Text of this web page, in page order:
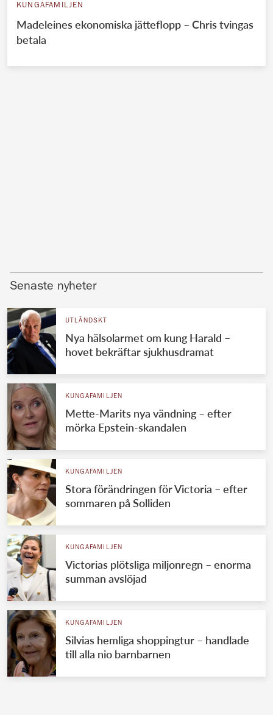
KUNGAFAMILJEN
Madeleines ekonomiska jätteflopp – Chris tvingas
betala
Senaste nyheter
UTLÄNDSKT
Nya hälsolarmet om kung Harald –
hovet bekräftar sjukhusdramat
KUNGAFAMILJEN
Mette-Marits nya vändning – efter
mörka Epstein-skandalen
KUNGAFAMILJEN
Stora förändringen för Victoria – efter
sommaren på Solliden
KUNGAFAMILJEN
Victorias plötsliga miljonregn – enorma
summan avslöjad
KUNGAFAMILJEN
Silvias hemliga shoppingtur – handlade
till alla nio barnbarnen